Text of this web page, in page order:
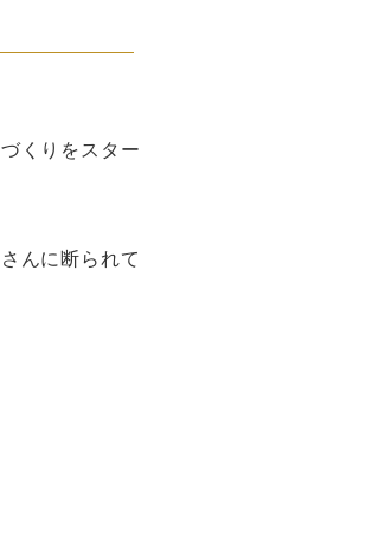
くりをスター
んに断られて